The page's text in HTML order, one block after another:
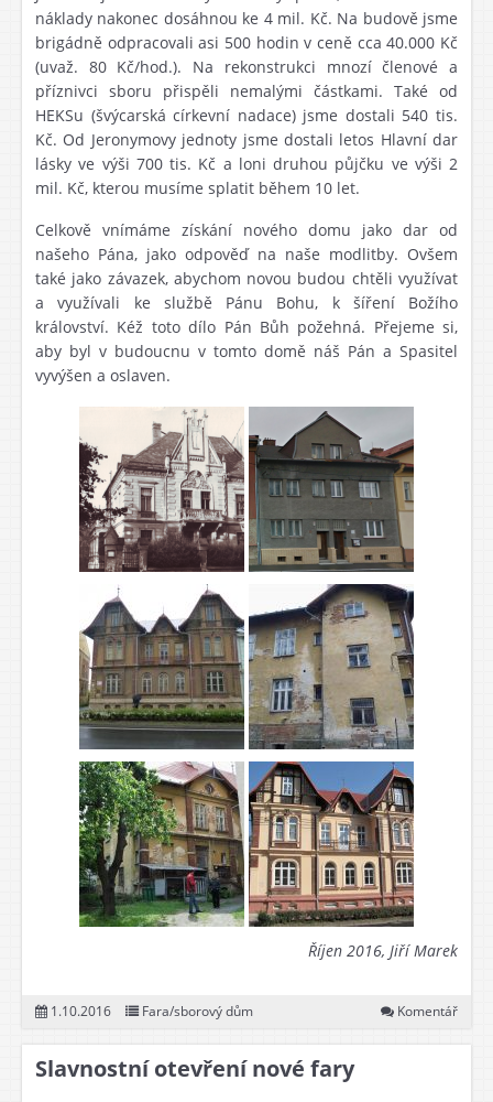
náklady nakonec dosáhnou ke 4 mil. Kč. Na budově jsme
brigádně odpracovali asi 500 hodin v ceně cca 40.000 Kč
(uvaž. 80 Kč/hod.). Na rekonstrukci mnozí členové a
příznivci sboru přispěli nemalými částkami. Také od
HEKSu (švýcarská církevní nadace) jsme dostali 540 tis.
Kč. Od Jeronymovy jednoty jsme dostali letos Hlavní dar
lásky ve výši 700 tis. Kč a loni druhou půjčku ve výši 2
mil. Kč, kterou musíme splatit během 10 let.
Celkově vnímáme získání nového domu jako dar od
našeho Pána, jako odpověď na naše modlitby. Ovšem
také jako závazek, abychom novou budou chtěli využívat
a využívali ke službě Pánu Bohu, k šíření Božího
království. Kéž toto dílo Pán Bůh požehná. Přejeme si,
aby byl v budoucnu v tomto domě náš Pán a Spasitel
vyvýšen a oslaven.
Říjen 2016, Jiří Marek
1.10.2016 Fara/sborový dům Komentář
Slavnostní otevření nové fary